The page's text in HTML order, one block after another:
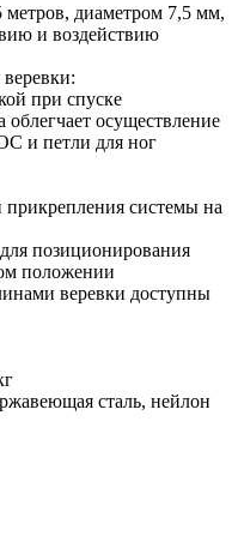
метров, диаметром 7,5 мм,
и воздействию
при спуске
осуществление
и петли для ног
системы на
позиционирования
положении
веревки доступны
сталь, нейлон